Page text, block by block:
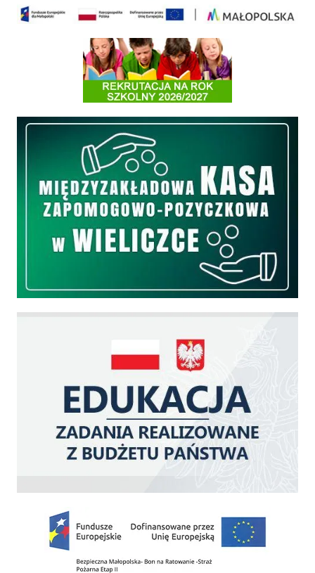
Informacja o terminach rekrutacji na rok szkolny 2026/2027
Międzyzakładowa Kasa Zapomogowo - Pożyczkowa
Zakup fabrycznie nowego, średniego samochodu ratowniczo-gaśniczego z